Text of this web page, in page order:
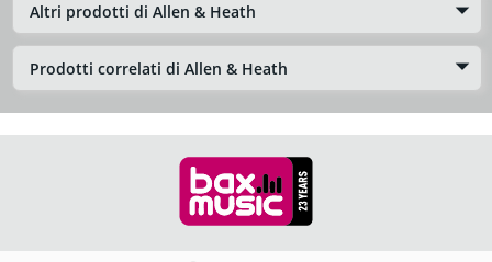
Altri prodotti di Allen & Heath
Prodotti correlati di Allen & Heath